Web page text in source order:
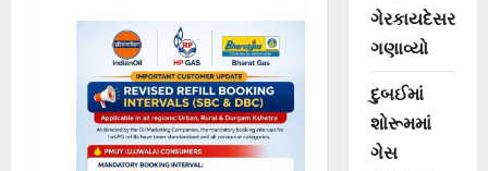
ગેરકાયદેસર
ગણાવ્યો
દુબઈમાં
શોરૂમમાં
ગેસ